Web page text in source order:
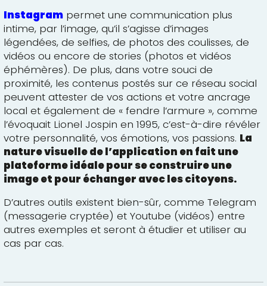
Instagram permet une communication plus
intime, par l’image, qu’il s’agisse d’images
légendées, de selfies, de photos des coulisses, de
vidéos ou encore de stories (photos et vidéos
éphémères). De plus, dans votre souci de
proximité, les contenus postés sur ce réseau social
peuvent attester de vos actions et votre ancrage
local et également de « fendre l’armure », comme
l’évoquait Lionel Jospin en 1995, c’est-à-dire révéler
votre personnalité, vos émotions, vos passions. La
nature visuelle de l’application en fait une
plateforme idéale pour se construire une
image et pour échanger avec les citoyens.
D’autres outils existent bien-sûr, comme Telegram
(messagerie cryptée) et Youtube (vidéos) entre
autres exemples et seront à étudier et utiliser au
cas par cas.